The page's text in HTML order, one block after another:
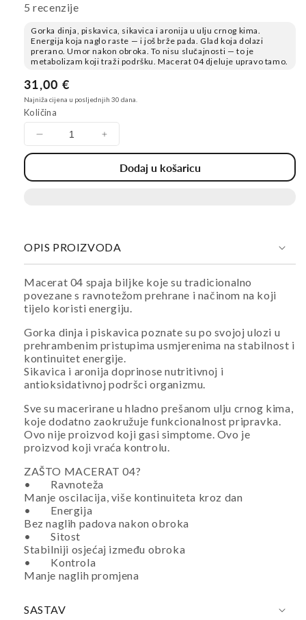
5 recenzije
Gorka dinja, piskavica, sikavica i aronija u ulju crnog kima.
Energija koja naglo raste — i još brže pada. Glad koja dolazi
prerano. Umor nakon obroka. To nisu slučajnosti — to je
metabolizam koji traži podršku. Macerat 04 djeluje upravo tamo.
Redovna
cijena
31,00 €
Najniža cijena u posljednjih 30 dana.
Količina
Smanji
količinu
Macerat
crnog
kima
Povećaj
količinu
Macerat
crnog
kima
Dodaj u košaricu
OPIS PROIZVODA
Macerat 04 spaja biljke koje su tradicionalno
povezane s ravnotežom prehrane i načinom na koji
tijelo koristi energiju.
Gorka dinja i piskavica poznate su po svojoj ulozi u
prehrambenim pristupima usmjerenima na stabilnost i
kontinuitet energije.
Sikavica i aronija doprinose nutritivnoj i
antioksidativnoj podršci organizmu.
Sve su macerirane u hladno prešanom ulju crnog kima,
koje dodatno zaokružuje funkcionalnost pripravka.
Ovo nije proizvod koji gasi simptome. Ovo je
proizvod koji vraća kontrolu.
ZAŠTO MACERAT 04?
• Ravnoteža
Manje oscilacija, više kontinuiteta kroz dan
• Energija
Bez naglih padova nakon obroka
• Sitost
Stabilniji osjećaj između obroka
• Kontrola
Manje naglih promjena
SASTAV